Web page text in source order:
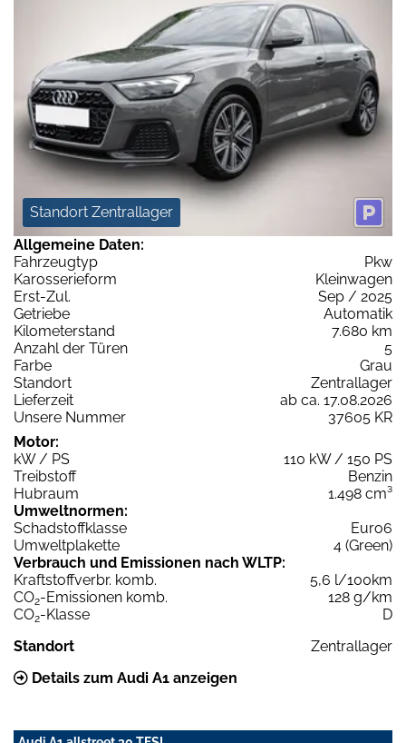
Standort Zentrallager
Allgemeine Daten:
Fahrzeugtyp
Pkw
Karosserieform
Kleinwagen
Erst-Zul.
Sep / 2025
Getriebe
Automatik
Kilometerstand
7.680 km
Anzahl der Türen
5
Farbe
Grau
Standort
Zentrallager
Lieferzeit
ab ca. 17.08.2026
Unsere Nummer
37605 KR
Motor:
kW / PS
110 kW / 150 PS
Treibstoff
Benzin
Hubraum
1.498 cm³
Umweltnormen:
Schadstoffklasse
Euro6
Umweltplakette
4 (Green)
Verbrauch und Emissionen nach WLTP:
Kraftstoffverbr. komb.
5,6 l/100km
CO2-Emissionen komb.
128 g/km
CO2-Klasse
D
Standort
Zentrallager
Details zum Audi A1 anzeigen